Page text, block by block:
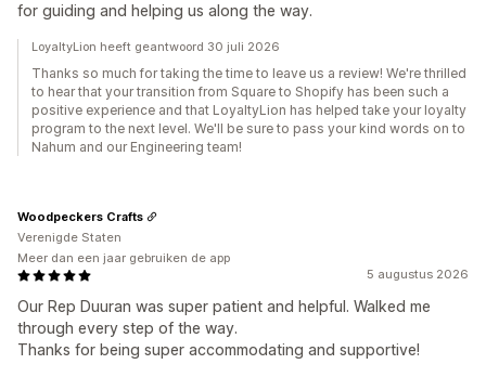
for guiding and helping us along the way.
LoyaltyLion heeft geantwoord 30 juli 2026
Thanks so much for taking the time to leave us a review! We're thrilled
to hear that your transition from Square to Shopify has been such a
positive experience and that LoyaltyLion has helped take your loyalty
program to the next level. We'll be sure to pass your kind words on to
Nahum and our Engineering team!
5 augustus 2026
Our Rep Duuran was super patient and helpful. Walked me
through every step of the way.
Thanks for being super accommodating and supportive!
Woodpeckers Crafts
Verenigde Staten
Meer dan een jaar gebruiken de app